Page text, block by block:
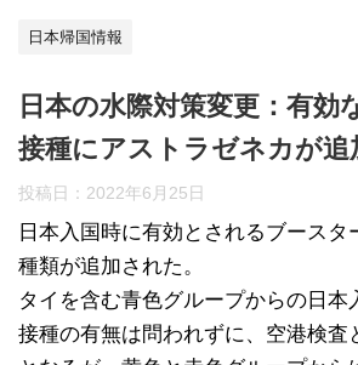
日本帰国情報
日本の水際対策変更：有効
接種にアストラゼネカが追
投稿日： 2022年6月25日
日本入国時に有効とされるブースタ
種類が追加された。
タイを含む青色グループからの日本
接種の有無は問われずに、空港検査